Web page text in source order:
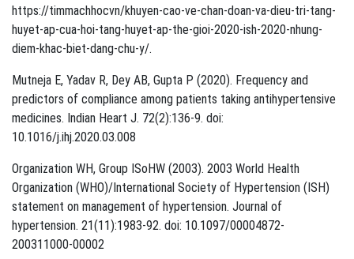
https://timmachhocvn/khuyen-cao-ve-chan-doan-va-dieu-tri-tang-
huyet-ap-cua-hoi-tang-huyet-ap-the-gioi-2020-ish-2020-nhung-
diem-khac-biet-dang-chu-y/.
Mutneja E, Yadav R, Dey AB, Gupta P (2020). Frequency and
predictors of compliance among patients taking antihypertensive
medicines. Indian Heart J. 72(2):136-9. doi:
10.1016/j.ihj.2020.03.008
Organization WH, Group ISoHW (2003). 2003 World Health
Organization (WHO)/International Society of Hypertension (ISH)
statement on management of hypertension. Journal of
hypertension. 21(11):1983-92. doi: 10.1097/00004872-
200311000-00002